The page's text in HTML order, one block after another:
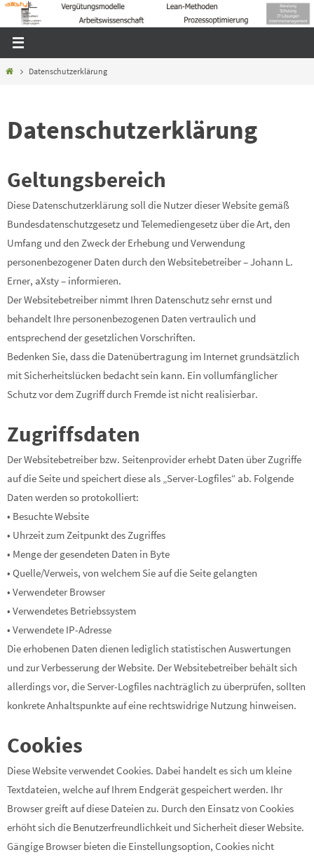
Zum
Inhalt
springen
HomeDatenschutzerklärung
Datenschutzerklärung
Geltungsbereich
Diese Datenschutzerklärung soll die Nutzer dieser Website gemäß
Bundesdatenschutzgesetz und Telemediengesetz über die Art, den
Umfang und den Zweck der Erhebung und Verwendung
personenbezogener Daten durch den Websitebetreiber – Johann L.
Erner, aXsty – informieren.
Der Websitebetreiber nimmt Ihren Datenschutz sehr ernst und
behandelt Ihre personenbezogenen Daten vertraulich und
entsprechend der gesetzlichen Vorschriften.
Bedenken Sie, dass die Datenübertragung im Internet grundsätzlich
mit Sicherheitslücken bedacht sein kann. Ein vollumfänglicher
Schutz vor dem Zugriff durch Fremde ist nicht realisierbar.
Zugriffsdaten
Der Websitebetreiber bzw. Seitenprovider erhebt Daten über Zugriffe
auf die Seite und speichert diese als „Server-Logfiles“ ab. Folgende
Daten werden so protokolliert:
• Besuchte Website
• Uhrzeit zum Zeitpunkt des Zugriffes
• Menge der gesendeten Daten in Byte
• Quelle/Verweis, von welchem Sie auf die Seite gelangten
• Verwendeter Browser
• Verwendetes Betriebssystem
• Verwendete IP-Adresse
Die erhobenen Daten dienen lediglich statistischen Auswertungen
und zur Verbesserung der Website. Der Websitebetreiber behält sich
allerdings vor, die Server-Logfiles nachträglich zu überprüfen, sollten
konkrete Anhaltspunkte auf eine rechtswidrige Nutzung hinweisen.
Cookies
Diese Website verwendet Cookies. Dabei handelt es sich um kleine
Textdateien, welche auf Ihrem Endgerät gespeichert werden. Ihr
Browser greift auf diese Dateien zu. Durch den Einsatz von Cookies
erhöht sich die Benutzerfreundlichkeit und Sicherheit dieser Website.
Gängige Browser bieten die Einstellungsoption, Cookies nicht